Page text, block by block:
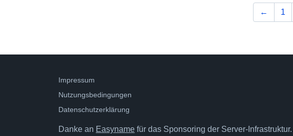
← 1
Impressum
Nutzungsbedingungen
Datenschutzerklärung
Danke an Easyname für das Sponsoring der Server-Infrastruktur.